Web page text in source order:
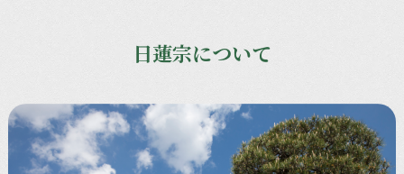
日蓮宗について